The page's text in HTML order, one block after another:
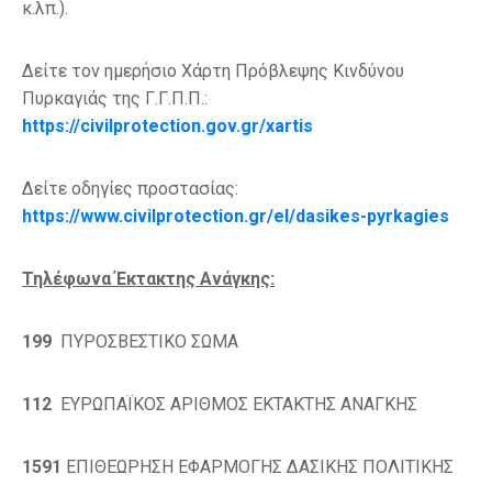
κ.λπ.).
Δείτε τον ημερήσιο Χάρτη Πρόβλεψης Κινδύνου
Πυρκαγιάς της Γ.Γ.Π.Π.:
https://civilprotection.gov.gr/xartis
Δείτε οδηγίες προστασίας:
https://www.civilprotection.gr/el/dasikes-pyrkagies
Τηλέφωνα Έκτακτης Ανάγκης:
199 ΠΥΡΟΣΒΕΣΤΙΚΟ ΣΩΜΑ
112 ΕΥΡΩΠΑΪΚΟΣ ΑΡΙΘΜΟΣ ΕΚΤΑΚΤΗΣ ΑΝΑΓΚΗΣ
1591 ΕΠΙΘΕΩΡΗΣΗ ΕΦΑΡΜΟΓΗΣ ΔΑΣΙΚΗΣ ΠΟΛΙΤΙΚΗΣ